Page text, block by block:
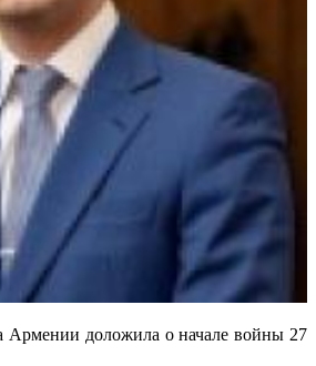
Армении доложила о начале войны 27